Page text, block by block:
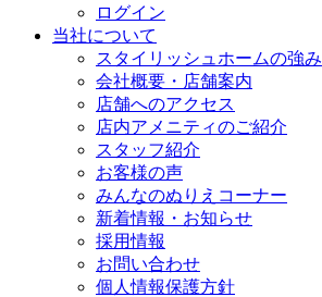
ログイン
当社について
スタイリッシュホームの強み
会社概要・店舗案内
店舗へのアクセス
店内アメニティのご紹介
スタッフ紹介
お客様の声
みんなのぬりえコーナー
新着情報・お知らせ
採用情報
お問い合わせ
個人情報保護方針